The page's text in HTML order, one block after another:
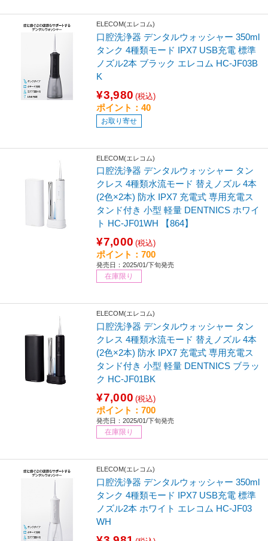
ELECOM(エレコム)
口腔洗浄器 デンタルウォッシャー 350ml
タンク 4種類モード IPX7 USB充電 標準
ノズル2本 ブラック エレコム HC-JF03B
K
¥3,980 (税込)
ポイント：40
お取り寄せ
ELECOM(エレコム)
口腔洗浄器 デンタルウォッシャー タン
クレス 4種類水流モード 替えノズル 4本
(2色×2本) 防水 IPX7 充電式 専用充電ス
タンド付き 小型 軽量 DENTNICS ホワイ
ト HC-JF01WH 【864】
¥7,000 (税込)
ポイント：700
発売日：2025/01/下旬発売
在庫限り
ELECOM(エレコム)
口腔洗浄器 デンタルウォッシャー タン
クレス 4種類水流モード 替えノズル 4本
(2色×2本) 防水 IPX7 充電式 専用充電ス
タンド付き 小型 軽量 DENTNICS ブラッ
ク HC-JF01BK
¥7,000 (税込)
ポイント：700
発売日：2025/01/下旬発売
在庫限り
ELECOM(エレコム)
口腔洗浄器 デンタルウォッシャー 350ml
タンク 4種類モード IPX7 USB充電 標準
ノズル2本 ホワイト エレコム HC-JF03
WH